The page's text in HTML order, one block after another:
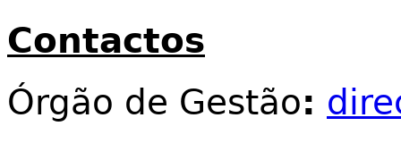
Contactos
Órgão de Gestão: